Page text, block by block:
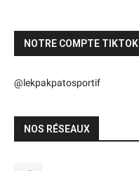
NOTRE COMPTE TIKTOK
@lekpakpatosportif
NOS RÉSEAUX